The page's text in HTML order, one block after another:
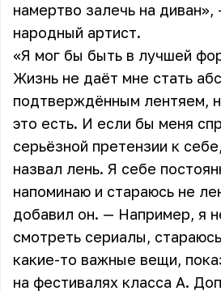
намертво залечь на
народный артист.
«Я мог бы быть в лучшей
Жизнь не даёт мне стать
подтверждённым лентяем,
это есть. И если бы меня
серьёзной претензии к
назвал лень. Я себе
напоминаю и стараюсь не
добавил он. — Например, я
смотреть сериалы,
какие-то важные вещи,
на фестивалях класса А.